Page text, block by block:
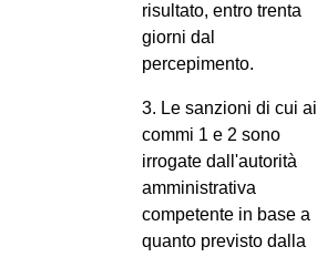
risultato, entro trenta
giorni dal
percepimento.
3. Le sanzioni di cui ai
commi 1 e 2 sono
irrogate dall'autorità
amministrativa
competente in base a
quanto previsto dalla